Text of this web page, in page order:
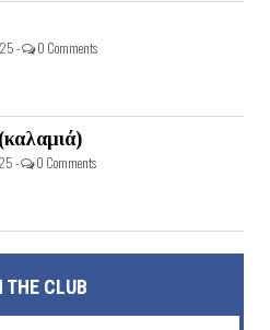
- 0 Comments
- 0 Comments
THE CLUB